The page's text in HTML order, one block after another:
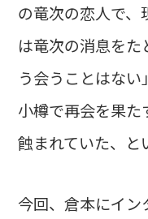
の竜次の恋人で
は竜次の消息を
う会うことはな
小樽で再会を果
蝕まれていた、と
今回、倉本にイ